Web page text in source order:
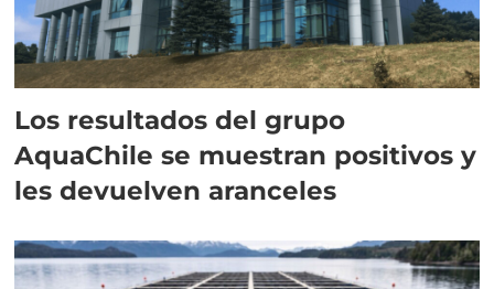
Los resultados del grupo
AquaChile se muestran positivos y
les devuelven aranceles